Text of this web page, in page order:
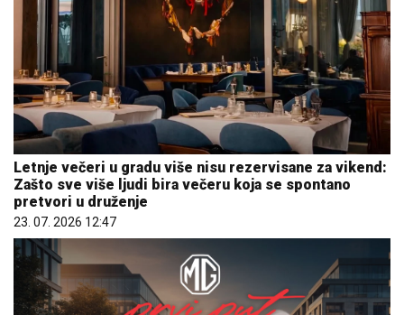
Letnje večeri u gradu više nisu rezervisane za vikend:
Zašto sve više ljudi bira večeru koja se spontano
pretvori u druženje
23. 07. 2026 12:47